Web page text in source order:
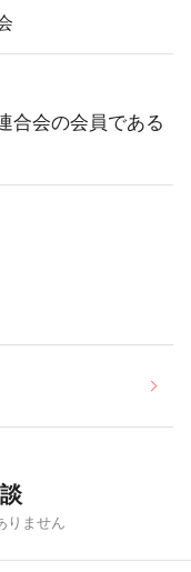
合会の会員である
りません